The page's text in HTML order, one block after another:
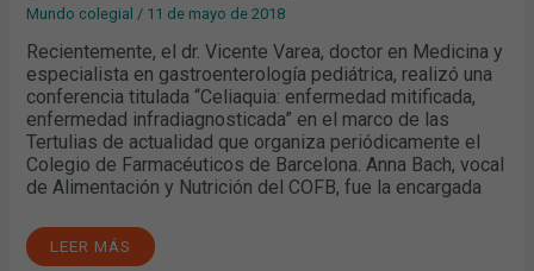
Mundo colegial / 11 de mayo de 2018
Recientemente, el dr. Vicente Varea, doctor en Medicina y
especialista en gastroenterología pediátrica, realizó una
conferencia titulada “Celiaquia: enfermedad mitificada,
enfermedad infradiagnosticada” en el marco de las
Tertulias de actualidad que organiza periódicamente el
Colegio de Farmacéuticos de Barcelona. Anna Bach, vocal
de Alimentación y Nutrición del COFB, fue la encargada
LEER MÁS